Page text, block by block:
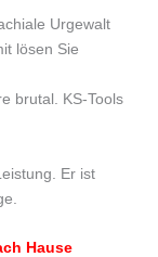
Urgewalt
lösen Sie
brutal. KS-Tools
Er ist
Hause